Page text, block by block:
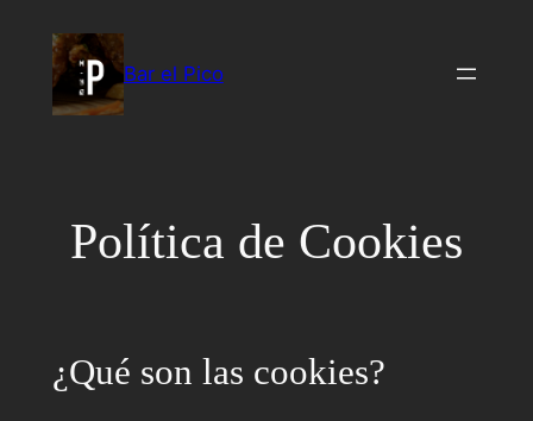
Bar el Pico
Política de Cookies
¿Qué son las cookies?